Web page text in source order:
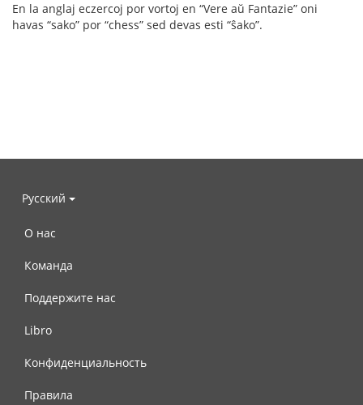
En la anglaj eczercoj por vortoj en “Vere aŭ Fantazie” oni
havas “sako” por “chess” sed devas esti “ŝako”.
Русский
О нас
Команда
Поддержите нас
Libro
Конфиденциальность
Правила